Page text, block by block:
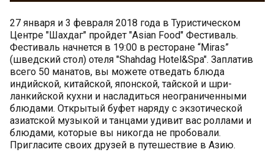
27 января и 3 февраля 2018 года в Туристическом
Центре "Шахдаг" пройдет "Asian Food" Фестиваль.
Фестиваль начнется в 19:00 в ресторане “Miras”
(шведский стол) отеля "Shahdag Hotel&Spa". Заплатив
всего 50 манатов, вы можете отведать блюда
индийской, китайской, японской, тайской и шри-
ланкийской кухни и насладиться неограниченными
блюдами. Открытый буфет наряду с экзотической
азиатской музыкой и танцами удивит ваc роллами и
блюдами, которые вы никогда не пробовали.
Пригласите своих друзей в путешествие в Азию.